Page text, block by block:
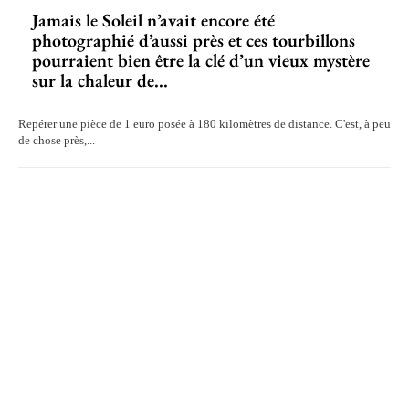
Jamais le Soleil n’avait encore été
photographié d’aussi près et ces tourbillons
pourraient bien être la clé d’un vieux mystère
sur la chaleur de...
Repérer une pièce de 1 euro posée à 180 kilomètres de distance. C'est, à peu
de chose près,...